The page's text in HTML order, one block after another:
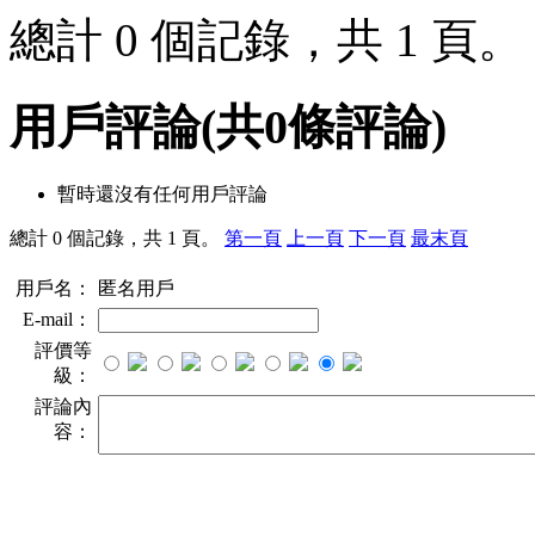
總計 0 個記錄，共 1 頁。
用戶評論(共0條評論)
暫時還沒有任何用戶評論
總計 0 個記錄，共 1 頁。 第一頁 上一頁 下一頁 最末頁
用戶名：
匿名用戶
E-mail：
評價等
級：
評論內
容：